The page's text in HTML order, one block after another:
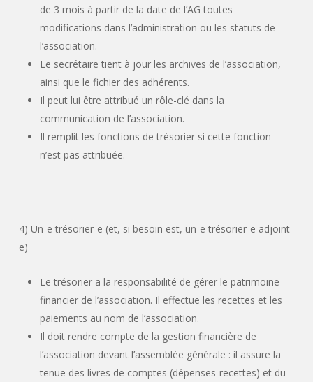
de 3 mois à partir de la date de l’AG toutes
modifications dans l’administration ou les statuts de
l’association.
Le secrétaire tient à jour les archives de l’association,
ainsi que le fichier des adhérents.
Il peut lui être attribué un rôle-clé dans la
communication de l’association.
Il remplit les fonctions de trésorier si cette fonction
n’est pas attribuée.
4) Un-e trésorier-e (et, si besoin est, un-e trésorier-e adjoint-
e)
Le trésorier a la responsabilité de gérer le patrimoine
financier de l’association. Il effectue les recettes et les
paiements au nom de l’association.
Il doit rendre compte de la gestion financière de
l’association devant l’assemblée générale : il assure la
tenue des livres de comptes (dépenses-recettes) et du